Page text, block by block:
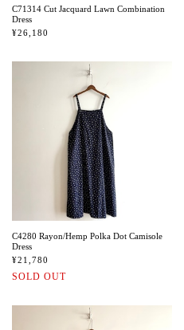
C71314 Cut Jacquard Lawn Combination
Dress
¥26,180
C4280 Rayon/Hemp Polka Dot Camisole
Dress
¥21,780
SOLD OUT